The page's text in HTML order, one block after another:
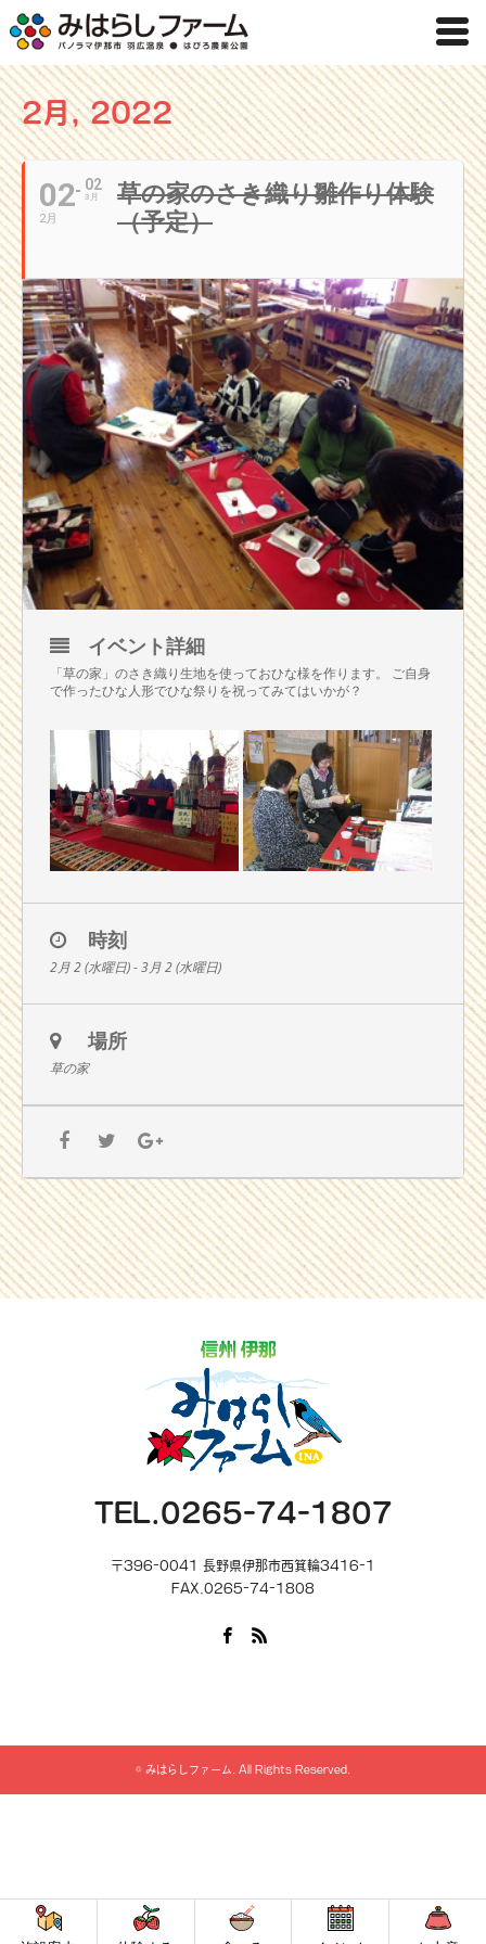
2月, 2022
02
2月
02
3月
草の家のさき織り雛作り体験
（予定）
イベント詳細
「草の家」のさき織り生地を使っておひな様を作ります。 ご自身
で作ったひな人形でひな祭りを祝ってみてはいかが？
時刻
2月 2 (水曜日) - 3月 2 (水曜日)
場所
草の家
TEL.0265-74-1807
〒396-0041 長野県伊那市西箕輪3416-1
FAX.0265-74-1808
© みはらしファーム . All Rights Reserved.